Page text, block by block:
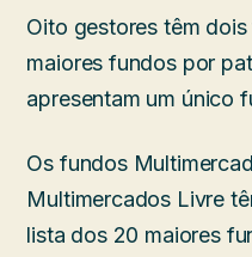
Oito gestores têm
maiores fundos por
apresentam um único
Os fundos
Multimercados Livre
lista dos 20 maiores